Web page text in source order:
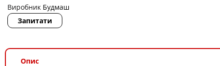
Виробник Будмаш
Запитати
Опис